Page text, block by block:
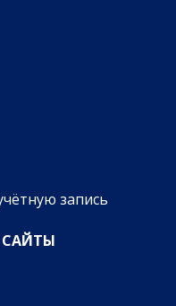
запись